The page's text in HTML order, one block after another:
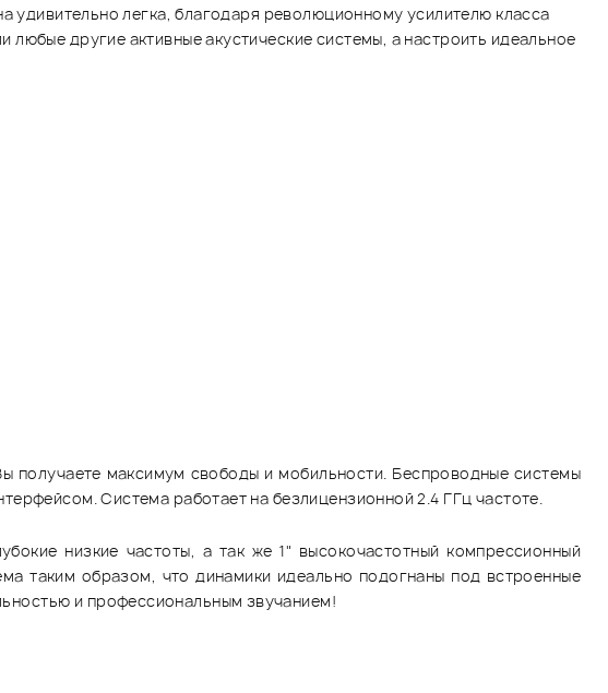
удивительно легка, благодаря революционному усилителю класса
другие активные акустические системы, а настроить идеальное
получаете максимум свободы и мобильности. Беспроводные системы
Система работает на безлицензионной 2.4 ГГц частоте.
низкие частоты, а так же 1" высокочастотный компрессионный
таким образом, что динамики идеально подогнаны под встроенные
и профессиональным звучанием!